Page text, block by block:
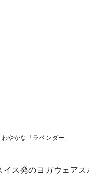
わやかな「ラベンダー」
イス発のヨガウェア